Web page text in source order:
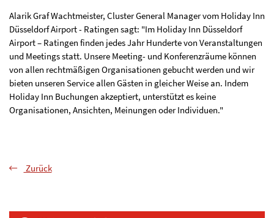
Alarik Graf Wachtmeister, Cluster General Manager vom Holiday Inn
Düsseldorf Airport - Ratingen sagt: "Im Holiday Inn Düsseldorf
Airport – Ratingen finden jedes Jahr Hunderte von Veranstaltungen
und Meetings statt. Unsere Meeting- und Konferenzräume können
von allen rechtmäßigen Organisationen gebucht werden und wir
bieten unseren Service allen Gästen in gleicher Weise an. Indem
Holiday Inn Buchungen akzeptiert, unterstützt es keine
Organisationen, Ansichten, Meinungen oder Individuen."
Zurück